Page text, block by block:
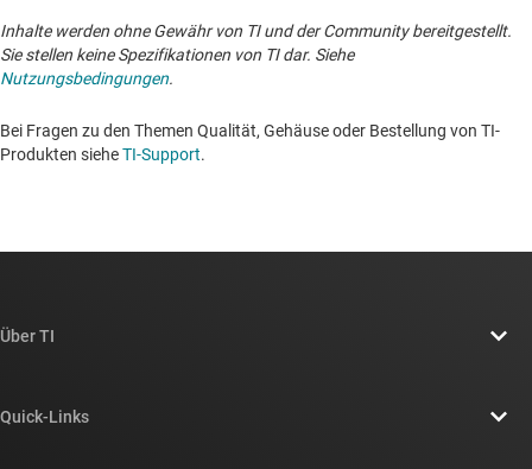
Inhalte werden ohne Gewähr von TI und der Community bereitgestellt.
Sie stellen keine Spezifikationen von TI dar. Siehe
Nutzungsbedingungen.
Bei Fragen zu den Themen Qualität, Gehäuse oder Bestellung von TI-
Produkten sieheTI-Support. ​​​​​​​​​​​​​​
Über TI
Quick-Links